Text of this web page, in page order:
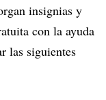
insignias y
con la ayuda
las siguientes